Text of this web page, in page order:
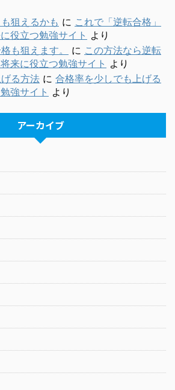
狙えるかも に これで「逆転合格」
役立つ勉強サイト より
も狙えます。
に この方法なら逆転
来に役立つ勉強サイト より
る方法 に 合格率を少しでも上げる
強サイト より
アーカイブ